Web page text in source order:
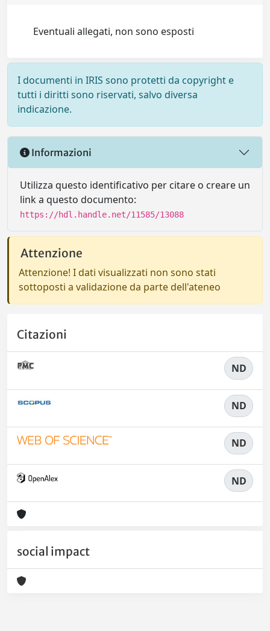
Eventuali allegati, non sono esposti
I documenti in IRIS sono protetti da copyright e
tutti i diritti sono riservati, salvo diversa
indicazione.
Informazioni
Utilizza questo identificativo per citare o creare un
link a questo documento:
https://hdl.handle.net/11585/13088
Attenzione
Attenzione! I dati visualizzati non sono stati
sottoposti a validazione da parte dell'ateneo
Citazioni
ND
ND
ND
ND
social impact